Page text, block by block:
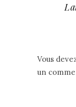
Vous
un